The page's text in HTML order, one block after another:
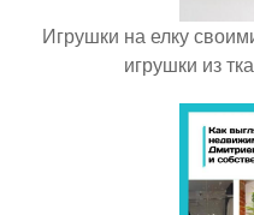
Игрушки на елку
игрушки из